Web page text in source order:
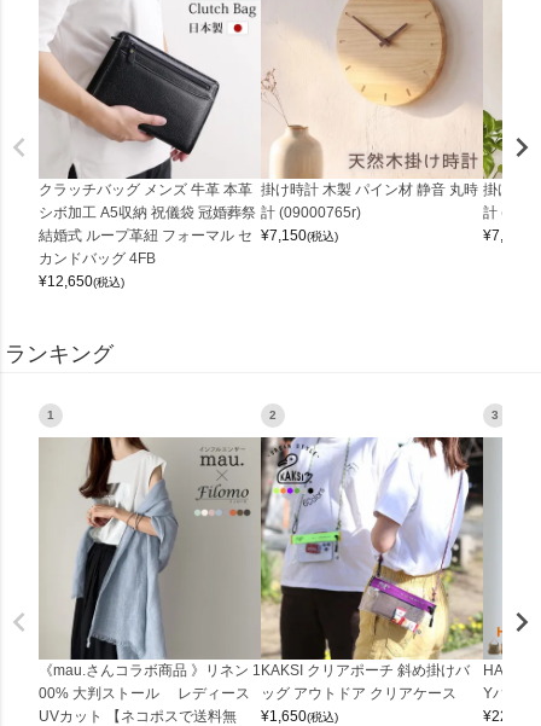
クラッチバッグ メンズ 牛革 本革
シボ加工 A5収納 祝儀袋 冠婚葬祭
結婚式 ループ革紐 フォーマル セ
カンドバッグ 4FB
¥12,650(税込)
掛け時計 木製 パイン材 静音 丸時
計 (09000765r)
¥7,150(税込)
掛け時
計
¥7,150
ランキング
1
《mau.さんコラボ商品 》リネン 1
00% 大判ストール レディース
UVカット 【ネコポスで送料無
2
KAKSI クリアポーチ 斜め掛けバ
ッグ アウトドア クリアケース
¥1,650(税込)
3
Yバッグ
¥22,000